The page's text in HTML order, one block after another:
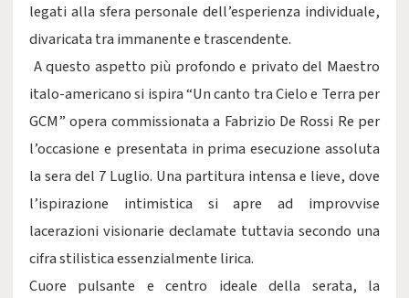
legati alla sfera personale dell’esperienza individuale,
divaricata tra immanente e trascendente.
A questo aspetto più profondo e privato del Maestro
italo-americano si ispira “Un canto tra Cielo e Terra per
GCM” opera commissionata a Fabrizio De Rossi Re per
l’occasione e presentata in prima esecuzione assoluta
la sera del 7 Luglio. Una partitura intensa e lieve, dove
l’ispirazione intimistica si apre ad improvvise
lacerazioni visionarie declamate tuttavia secondo una
cifra stilistica essenzialmente lirica.
Cuore pulsante e centro ideale della serata, la